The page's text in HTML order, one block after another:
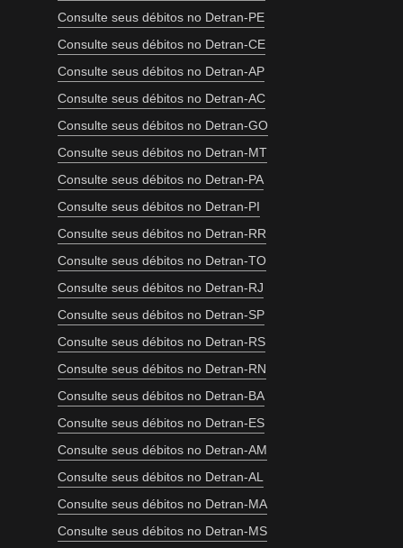
Consulte seus débitos no Detran-PE
Consulte seus débitos no Detran-CE
Consulte seus débitos no Detran-AP
Consulte seus débitos no Detran-AC
Consulte seus débitos no Detran-GO
Consulte seus débitos no Detran-MT
Consulte seus débitos no Detran-PA
Consulte seus débitos no Detran-PI
Consulte seus débitos no Detran-RR
Consulte seus débitos no Detran-TO
Consulte seus débitos no Detran-RJ
Consulte seus débitos no Detran-SP
Consulte seus débitos no Detran-RS
Consulte seus débitos no Detran-RN
Consulte seus débitos no Detran-BA
Consulte seus débitos no Detran-ES
Consulte seus débitos no Detran-AM
Consulte seus débitos no Detran-AL
Consulte seus débitos no Detran-MA
Consulte seus débitos no Detran-MS